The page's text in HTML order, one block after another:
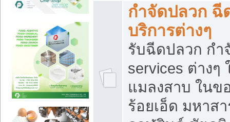
กำจัดปลวก ฉี
บริการต่างๆ
รับฉีดปลวก กำ
services ต่าง
แมลงสาบ ใน
ร้อยเอ็ด มหาส